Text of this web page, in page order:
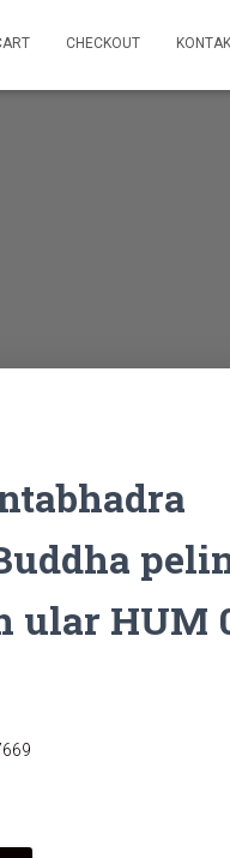
CHECKOUT
ular HUM